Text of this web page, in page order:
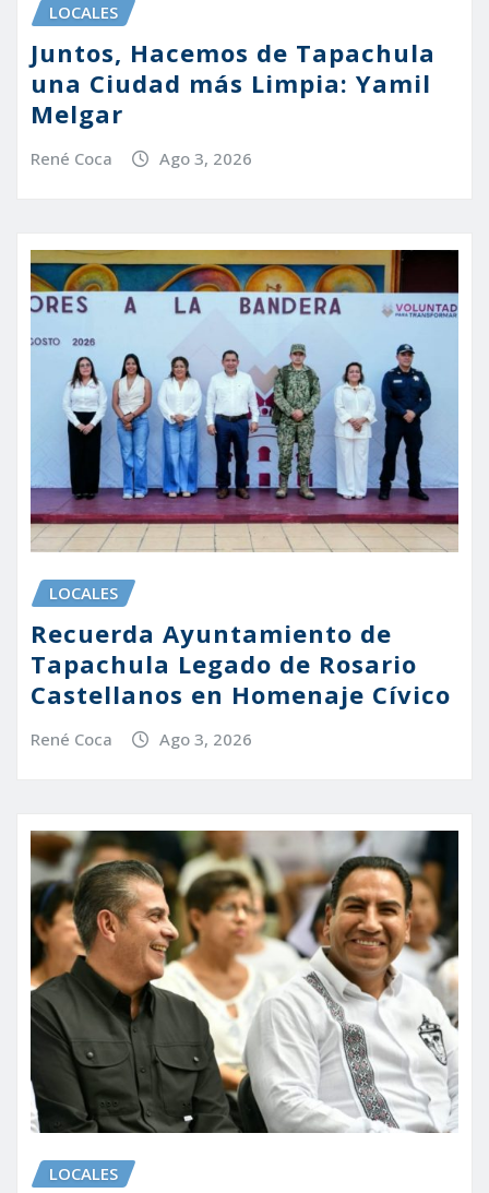
LOCALES
Juntos, Hacemos de Tapachula
una Ciudad más Limpia: Yamil
Melgar
René Coca Ago 3, 2026
LOCALES
Recuerda Ayuntamiento de
Tapachula Legado de Rosario
Castellanos en Homenaje Cívico
René Coca Ago 3, 2026
LOCALES